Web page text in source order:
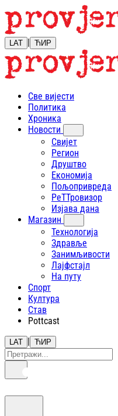
LAT | ЋИР
Све вијести
Политика
Хроника
Новости
Свијет
Регион
Друштво
Економија
Пољопривреда
РеТТровизор
Изјава дана
Магазин
Технологија
Здравље
Занимљивости
Лајфстajл
На путу
Спорт
Култура
Став
Pottcast
LAT | ЋИР